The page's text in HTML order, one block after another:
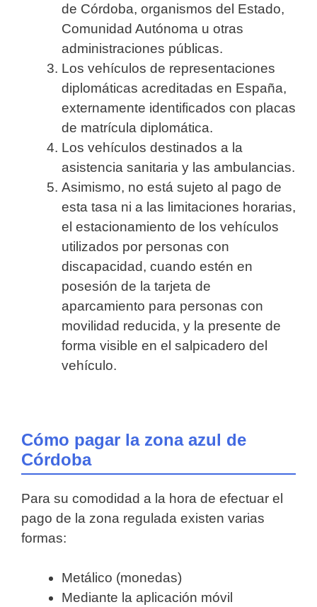
de Córdoba, organismos del Estado,
Comunidad Autónoma u otras
administraciones públicas.
Los vehículos de representaciones
diplomáticas acreditadas en España,
externamente identificados con placas
de matrícula diplomática.
Los vehículos destinados a la
asistencia sanitaria y las ambulancias.
Asimismo, no está sujeto al pago de
esta tasa ni a las limitaciones horarias,
el estacionamiento de los vehículos
utilizados por personas con
discapacidad, cuando estén en
posesión de la tarjeta de
aparcamiento para personas con
movilidad reducida, y la presente de
forma visible en el salpicadero del
vehículo.
Cómo pagar la zona azul de
Córdoba
Para su comodidad a la hora de efectuar el
pago de la zona regulada existen varias
formas:
Metálico (monedas)
Mediante la aplicación móvil